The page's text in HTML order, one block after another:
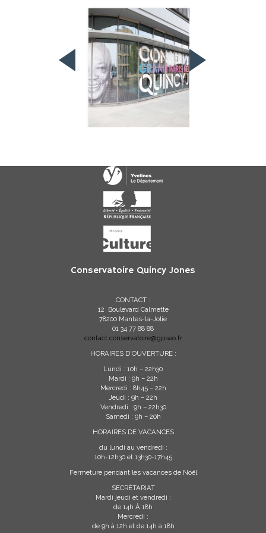
Conservatoire Quincy Jones
CONTACT :
12 Boulevard Calmette
78200 Mantes-la-Jolie
01 34 77 88 88
contact.conservatoire@gpseo.fr
HORAIRES D'OUVERTURE :
Lundi : 10h – 22h30
Mardi : 9h – 22h
Mercredi : 8h45 – 22h
Jeudi : 9h – 22h
Vendredi : 9h – 22h30
Samedi : 9h – 20h
HORAIRES DE VACANCES
du lundi au vendredi :
10h-12h30 et 13h30-17h45
Fermeture pendant les vacances de Noël
SECRÉTARIAT
Mardi jeudi et vendredi :
de 14h À 18h
Mercredi :
de 9h à 12h et de 14h à 18h